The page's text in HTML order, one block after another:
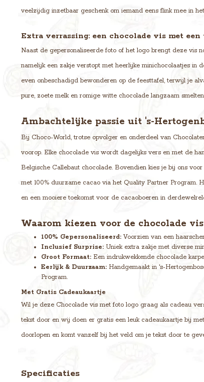
veelzijdig inzetbaar geschenk om iemand eens flink mee in
Extra verrassing: een chocolade vis met een
Naast de gepersonaliseerde foto of het logo brengt deze vis
namelijk een zakje verstopt met heerlijke minichocolaatjes in
even onbeschadigd bewonderen op de feesttafel, terwijl je
pure, zoete melk en romige witte chocolade langzaam
Ambachtelijke passie uit 's-
Bij Choco-World, trotse opvolger en onderdeel van
voorop. Elke chocolade vis wordt dagelijks vers en met de
Belgische Callebaut chocolade. Bovendien kies je bij ons
met 100% duurzame cacao via het Quality Partner Program.
en een mooiere toekomst voor de cacaoboeren in
Waarom kiezen voor de chocolade
100% Gepersonaliseerd: Voorzien van een
Inclusief Surprise: Uniek extra zakje met diverse
Groot Formaat: Een indrukwekkende chocolade
Eerlijk & Duurzaam: Handgemaakt in 's-
Program.
Met Gratis Cadeaukaartje
Wil je deze Chocolade vis met foto logo graag als cadeau
tekst door en wij doen er gratis een leuk cadeaukaartje bij
doorlopen en komt vanzelf bij het veld om je tekst door te
Specificaties